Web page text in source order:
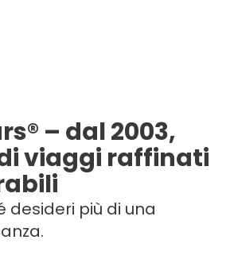
– dal 2003,
viaggi raffinati
desideri più di una